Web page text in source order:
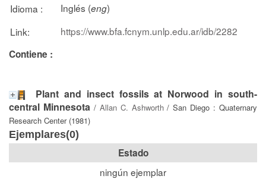
Idioma : Inglés (eng)
Link:
https://www.bfa.fcnym.unlp.edu.ar/idb/2282
Contiene :
Plant and insect fossils at Norwood in south-
central Minnesota/ Allan C. Ashworth/ San Diego : Quaternary
Research Center (1981)
Ejemplares(0)
Estado
ningún ejemplar